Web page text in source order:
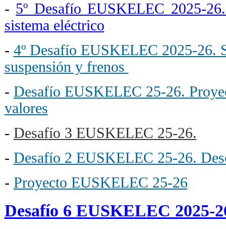
- 5º Desafío EUSKELEC 2025-
sistema eléctrico
- 4º Desafío EUSKELEC 2025-26.
suspensión y frenos
- Desafío EUSKELEC 25-26.
valores
- Desafío 3 EUSKELEC 25-26.
- Desafío 2 EUSKELEC 25-26.
- Proyecto EUSKELEC 25-26
Desafío 6 EUSKELEC 2025-